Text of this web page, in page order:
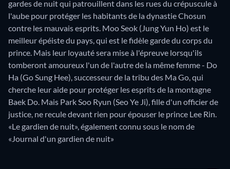
gardes de nuit qui patrouillent dans les rues du crépuscule à
l'aube pour protéger les habitants de la dynastie Chosun
contre les mauvais esprits. Moo Seok (Jung Yun Ho) est le
meilleur épéiste du pays, qui est le fidèle garde du corps du
prince. Mais leur loyauté sera mise à l'épreuve lorsqu'ils
tomberont amoureux l'un de l'autre de la même femme - Do
Ha (Go Sung Hee), successeur de la tribu des Ma Go, qui
cherche leur aide pour protéger les esprits de la montagne
Baek Do. Mais Park Soo Ryun (Seo Ye Ji), fille d'un officier de
justice, ne recule devant rien pour épouser le prince Lee Rin.
«Le gardien de nuit», également connu sous le nom de
«Journal d'un gardien de nuit»